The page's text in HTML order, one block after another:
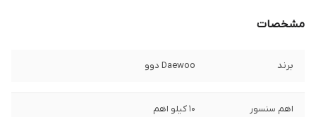
مشخصات
برند Daewoo دوو
اهم سنسور 10 کیلو اهم